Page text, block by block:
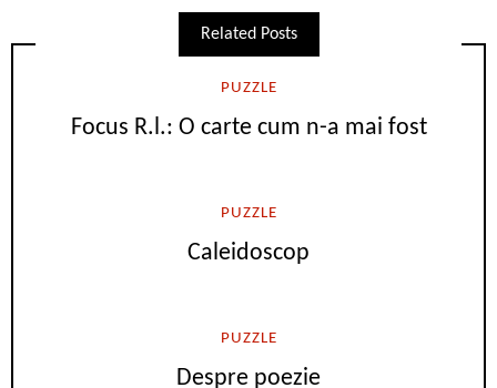
Related Posts
PUZZLE
Focus R.l.: O carte cum n-a mai fost
PUZZLE
Caleidoscop
PUZZLE
Despre poezie